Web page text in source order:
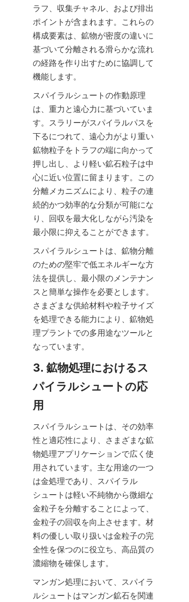
ラフ、収集チャネル、および排出
ポイントが含まれます。これらの
構成要素は、鉱物が密度の違いに
基づいて分離される滑らかな流れ
の経路を作り出すために協調して
機能します。
スパイラルシュートの作動原理
は、重力と遠心力に基づいていま
す。スラリーがスパイラルパスを
下るにつれて、遠心力がより重い
鉱物粒子をトラフの端に向かって
押し出し、より軽い鉱石粒子は中
心に近い位置に留まります。この
分離メカニズムにより、粒子の連
続的かつ効率的な分類が可能にな
り、回収を最大化しながら汚染を
最小限に抑えることができます。
スパイラルシュートは、鉱物分離
のための堅牢で低エネルギーな方
法を提供し、最小限のメンテナン
スと簡単な操作を必要とします。
さまざまな供給材料や粒子サイズ
を処理できる能力により、鉱物処
理プラントでの多用途なツールと
なっています。
3. 鉱物処理におけるス
パイラルシュートの応
用
スパイラルシュートは、その効率
性と適応性により、さまざまな鉱
物処理アプリケーションで広く使
用されています。主な用途の一つ
は金処理であり、スパイラル
シュートは軽い不純物から微細な
金粒子を分離することによって、
金粒子の回収を向上させます。材
料の優しい取り扱いは金粒子の完
全性を保つのに役立ち、高品質の
濃縮物を確保します。
マンガン処理において、スパイラ
ルシュートはマンガン鉱石を関連